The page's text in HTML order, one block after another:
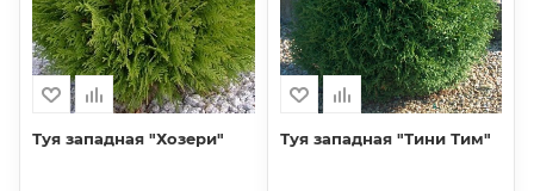
Туя западная "Хозери" Туя западная "Тини Тим"